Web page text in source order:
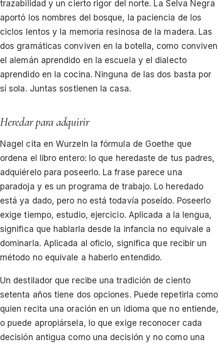
trazabilidad y un cierto rigor del norte. La Selva Negra
aportó los nombres del bosque, la paciencia de los
ciclos lentos y la memoria resinosa de la madera. Las
dos gramáticas conviven en la botella, como conviven
el alemán aprendido en la escuela y el dialecto
aprendido en la cocina. Ninguna de las dos basta por
sí sola. Juntas sostienen la casa.
Heredar para adquirir
Nagel cita en Wurzeln la fórmula de Goethe que
ordena el libro entero: lo que heredaste de tus padres,
adquiérelo para poseerlo. La frase parece una
paradoja y es un programa de trabajo. Lo heredado
está ya dado, pero no está todavía poseído. Poseerlo
exige tiempo, estudio, ejercicio. Aplicada a la lengua,
significa que hablarla desde la infancia no equivale a
dominarla. Aplicada al oficio, significa que recibir un
método no equivale a haberlo entendido.
Un destilador que recibe una tradición de ciento
setenta años tiene dos opciones. Puede repetirla como
quien recita una oración en un idioma que no entiende,
o puede apropiársela, lo que exige reconocer cada
decisión antigua como una decisión y no como una